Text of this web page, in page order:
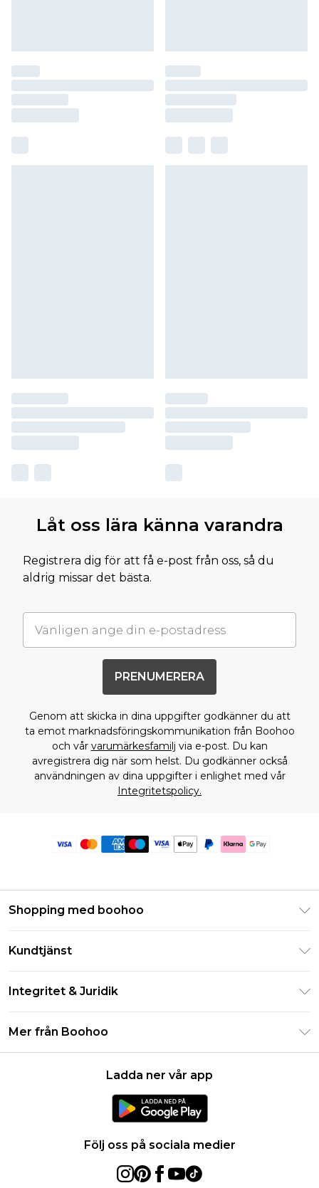
Låt oss lära känna varandra
Registrera dig för att få e-post från oss, så du
aldrig missar det bästa.
PRENUMERERA
Genom att skicka in dina uppgifter godkänner du att
ta emot marknadsföringskommunikation från Boohoo
och vår varumärkesfamilj via e-post. Du kan
avregistrera dig när som helst. Du godkänner också
användningen av dina uppgifter i enlighet med vår
Integritetspolicy.
Shopping med boohoo
Studentrabatt - UNiDAYS
Boohoo-appen
Storleksguide
Kundtjänst
Leveransinformation
Returnerar information
Integritet & Juridik
Integritetspolicy
Mer från Boohoo
Ladda ner vår app
Följ oss på sociala medier